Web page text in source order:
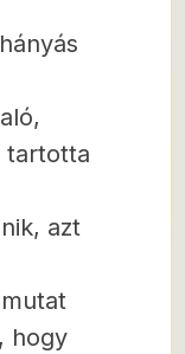
tartotta
azt
hogy